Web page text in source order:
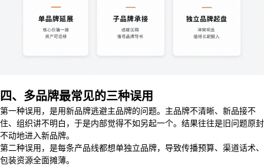
四、多品牌最常见的三种误用
第一种误用，是用新品牌逃避主品牌的问题。主品牌不清晰、新品接不
住、组织讲不明白，于是内部觉得不如另起一个。结果往往是旧问题原封
不动地进入新品牌。
第二种误用，是每条产品线都想单独立品牌，导致传播预算、渠道话术、
包装资源全面摊薄。